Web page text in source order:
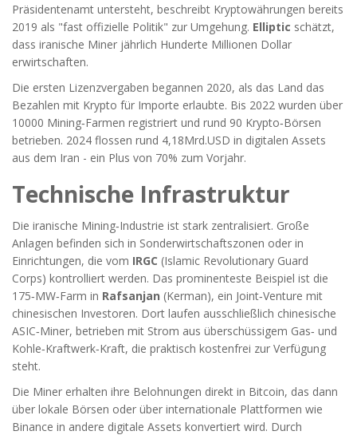
Präsidentenamt untersteht, beschreibt Kryptowährungen bereits
2019 als "fast offizielle Politik" zur Umgehung. Elliptic schätzt,
dass iranische Miner jährlich Hunderte Millionen Dollar
erwirtschaften.
Die ersten Lizenzvergaben begannen 2020, als das Land das
Bezahlen mit Krypto für Importe erlaubte. Bis 2022 wurden über
10000 Mining‑Farmen registriert und rund 90 Krypto‑Börsen
betrieben. 2024 flossen rund 4,18Mrd.USD in digitalen Assets
aus dem Iran - ein Plus von 70% zum Vorjahr.
Technische Infrastruktur
Die iranische Mining‑Industrie ist stark zentralisiert. Große
Anlagen befinden sich in Sonderwirtschaftszonen oder in
Einrichtungen, die vom IRGC (Islamic Revolutionary Guard
Corps) kontrolliert werden. Das prominenteste Beispiel ist die
175‑MW‑Farm in Rafsanjan (Kerman), ein Joint‑Venture mit
chinesischen Investoren. Dort laufen ausschließlich chinesische
ASIC‑Miner, betrieben mit Strom aus überschüssigem Gas‑ und
Kohle‑Kraftwerk‑Kraft, die praktisch kostenfrei zur Verfügung
steht.
Die Miner erhalten ihre Belohnungen direkt in Bitcoin, das dann
über lokale Börsen oder über internationale Plattformen wie
Binance in andere digitale Assets konvertiert wird. Durch